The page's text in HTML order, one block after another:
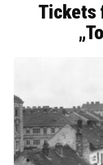
Tickets